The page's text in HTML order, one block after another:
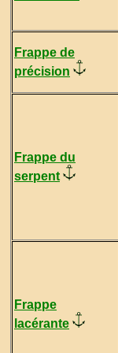
Frappe de
précision
Frappe du
serpent
Frappe
lacérante